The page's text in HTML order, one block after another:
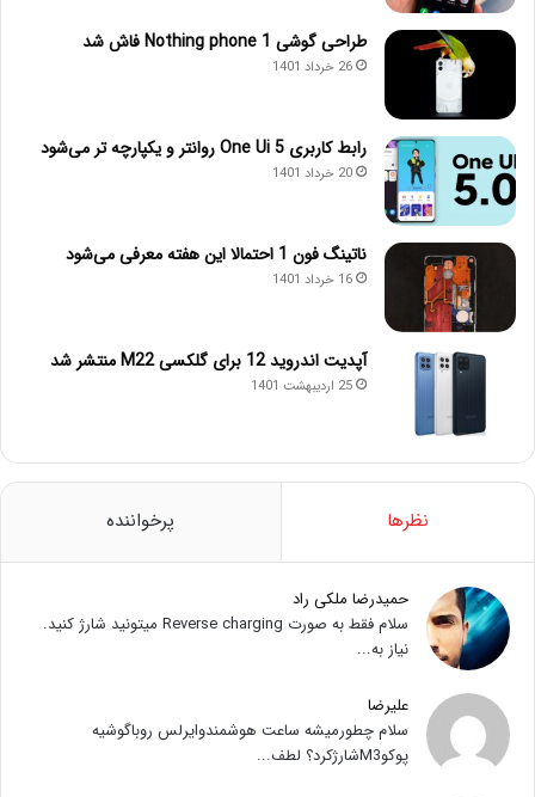
طراحی گوشی Nothing phone 1 فاش شد
26 خرداد 1401
رابط کاربری One Ui 5 روانتر و یکپارچه تر می‌شود
20 خرداد 1401
ناتینگ فون 1 احتمالا این هفته معرفی می‌شود
16 خرداد 1401
آپدیت اندروید 12 برای گلکسی M22 منتشر شد
25 اردیبهشت 1401
نظرها پرخواننده
حمیدرضا ملکی راد
سلام فقط به صورت Reverse charging میتونید شارژ کنید.
نیاز به...
علیرضا
سلام چطورمیشه ساعت هوشمندوایرلس روباگوشیه
پوکوM3شارژکرد؟ لطف...